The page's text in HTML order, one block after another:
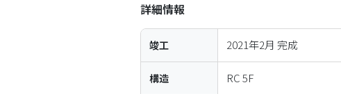
詳細情報
竣工 2021年2月 完成
構造 RC5F